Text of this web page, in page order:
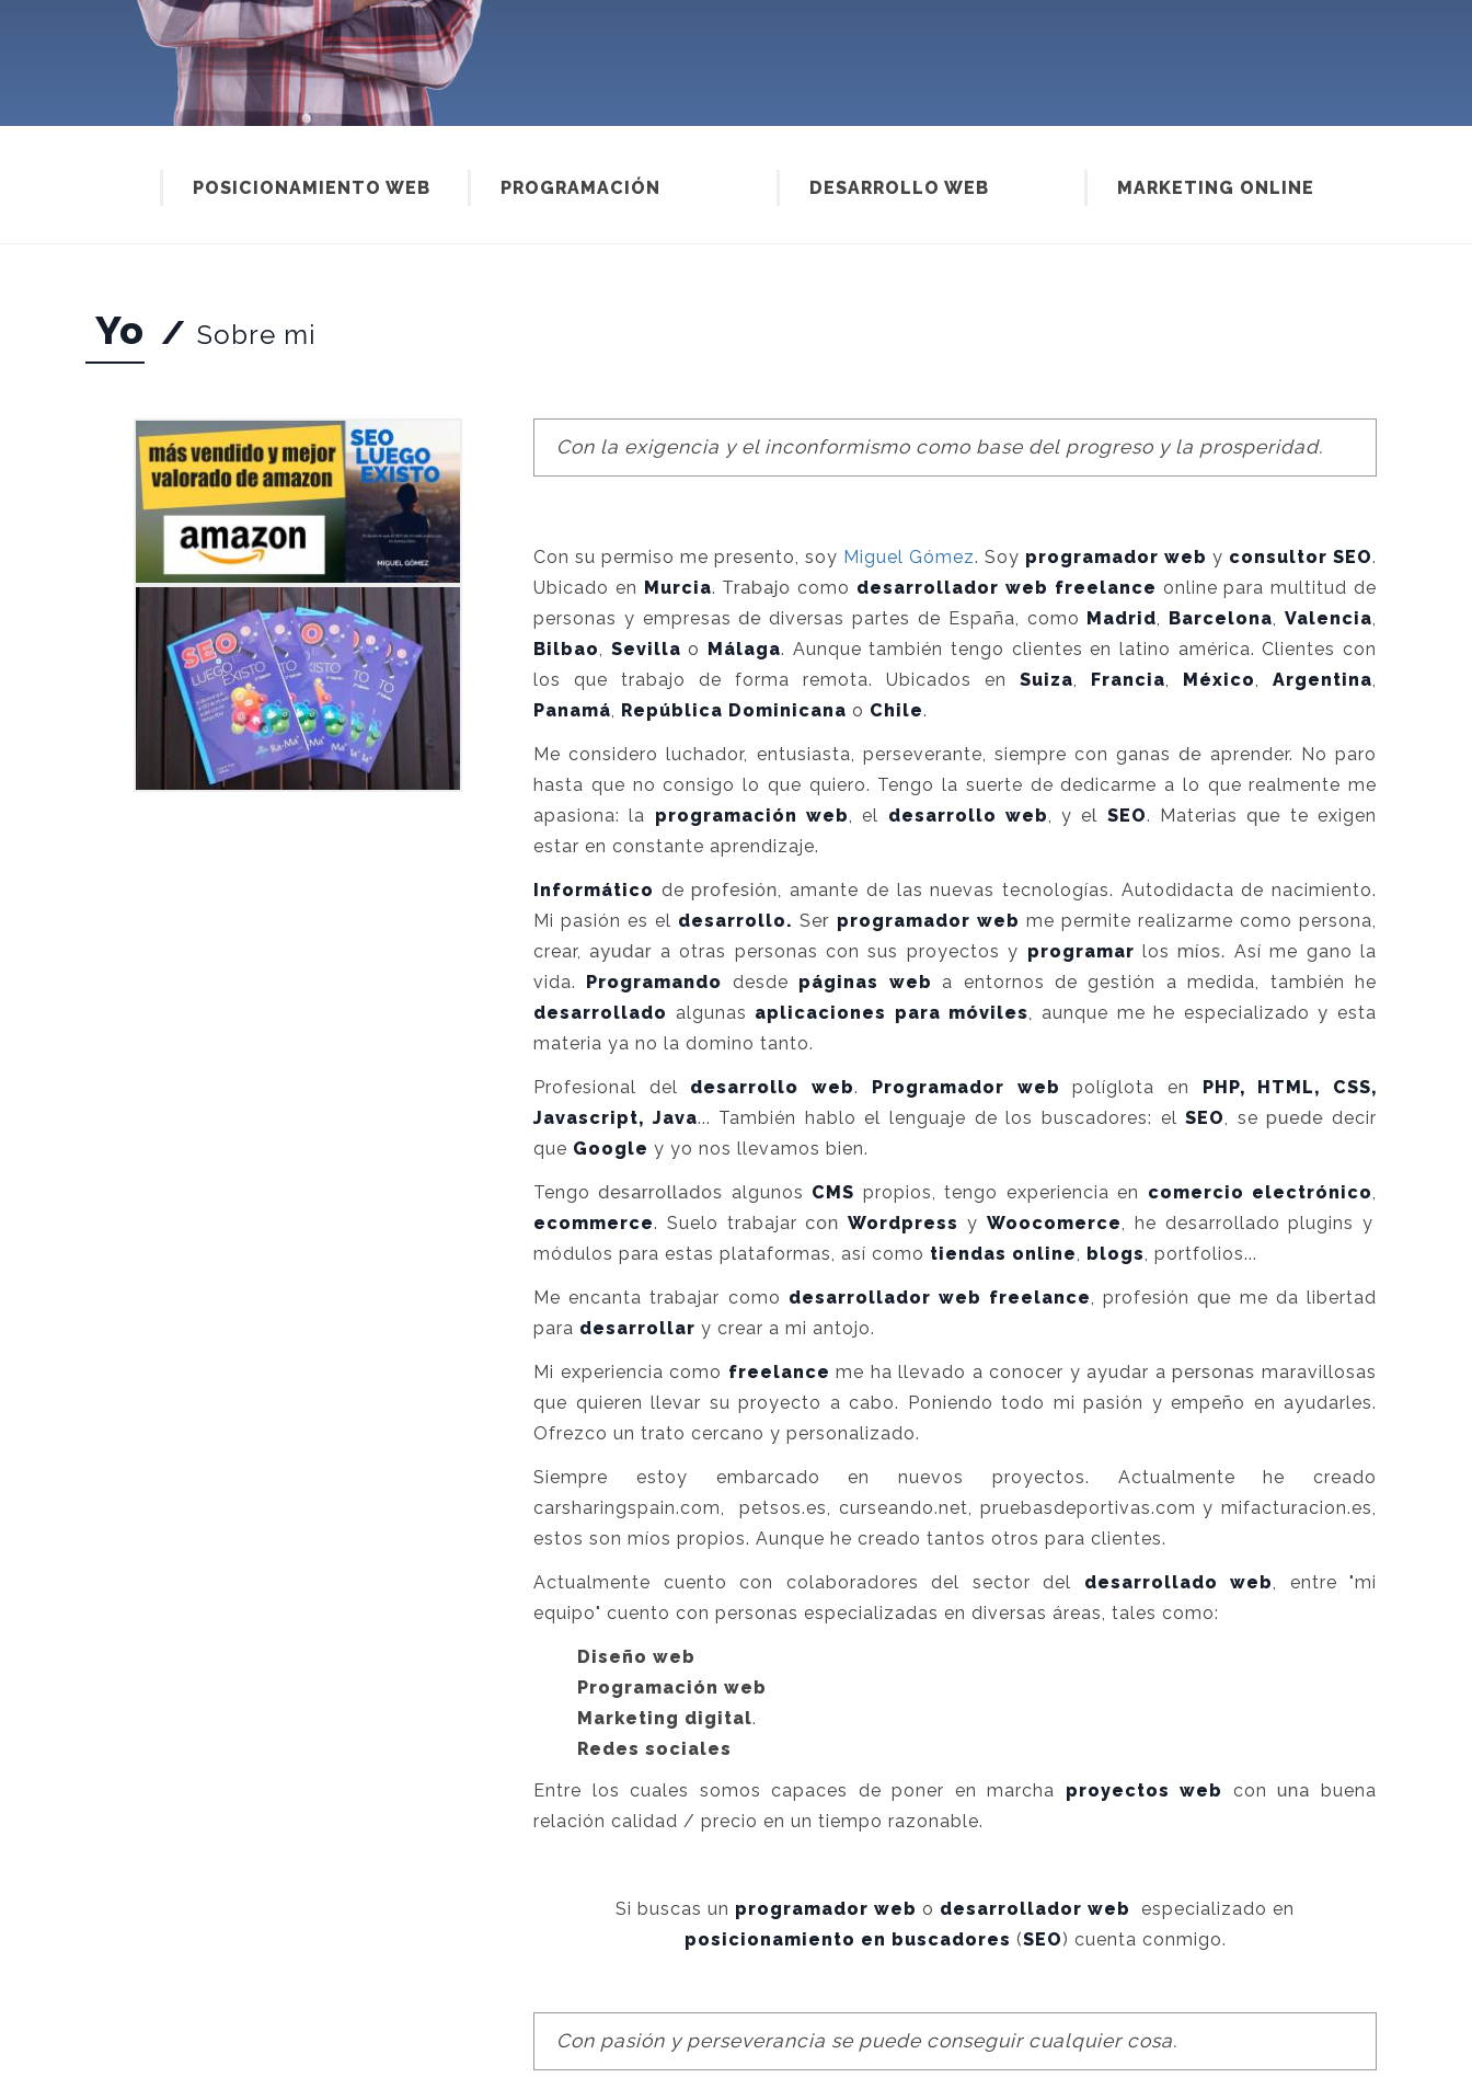
POSICIONAMIENTO WEB PROGRAMACIÓN DESARROLLO WEB MARKETING ONLINE
Yo / Sobre mi
Con la exigencia y el inconformismo como base del progreso y la prosperidad.
Con su permiso me presento, soy Miguel Gómez. Soy programador web y consultor SEO.
Ubicado en Murcia. Trabajo como desarrollador web freelance online para multitud de
personas y empresas de diversas partes de España, como Madrid, Barcelona,Valencia,
Bilbao, Sevilla o Málaga. Aunque también tengo clientes en latino américa. Clientes con
los que trabajo de forma remota. Ubicados en Suiza, Francia, México, Argentina,
Panamá, República Dominicana o Chile.
Me considero luchador, entusiasta, perseverante, siempre con ganas de aprender. No paro
hasta que no consigo lo que quiero. Tengo la suerte de dedicarme a lo que realmente me
apasiona: la programación web, el desarrollo web, y el SEO. Materias que te exigen
estar en constante aprendizaje.
Informático de profesión, amante de las nuevas tecnologías. Autodidacta de nacimiento.
Mi pasión es el desarrollo. Ser programador web me permite realizarme como persona,
crear, ayudar a otras personas con sus proyectos y programar los míos. Así me gano la
vida. Programando desde páginas web a entornos de gestión a medida, también he
desarrollado algunas aplicaciones para móviles, aunque me he especializado y esta
materia ya no la domino tanto.
Profesional del desarrollo web. Programador web políglota en PHP, HTML, CSS,
Javascript, Java... También hablo el lenguaje de los buscadores: elSEO, se puede decir
que Google y yo nos llevamos bien.
Tengo desarrollados algunos CMS propios, tengo experiencia en comercio electrónico,
ecommerce. Suelo trabajar conWordpress y Woocomerce, he desarrollado plugins y
módulos para estas plataformas, así como tiendas online, blogs, portfolios...
Me encanta trabajar como desarrollador web freelance, profesión que me da libertad
para desarrollar y crear a mi antojo.
Mi experiencia como freelance me ha llevado a conocer y ayudar a personas maravillosas
que quieren llevar su proyecto a cabo. Poniendo todo mi pasión y empeño en ayudarles.
Ofrezco un trato cercano y personalizado.
Siempre estoy embarcado en nuevos proyectos. Actualmente he creado
carsharingspain.com, petsos.es, curseando.net, pruebasdeportivas.com y mifacturacion.es,
estos son míos propios. Aunque he creado tantos otros para clientes.
Actualmente cuento con colaboradores del sector del desarrollado web, entre "mi
equipo" cuento con personas especializadas en diversas áreas, tales como:
Diseño web
Programación web
Marketing digital.
Redes sociales
Entre los cuales somos capaces de poner en marcha proyectos web
con una buena
relación calidad / precio en un tiempo razonable.
Si buscas un programador web o desarrollador web
especializado en
posicionamiento en buscadores (SEO) cuenta conmigo.
Con pasión y perseverancia se puede conseguir cualquier cosa.